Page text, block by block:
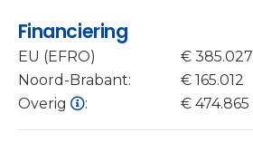
Financiering
EU (EFRO)
€ 385.027
Noord-Brabant:
€ 165.012
Overig
: € 474.865